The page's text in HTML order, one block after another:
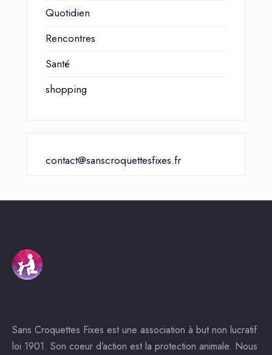
Quotidien
Rencontres
Santé
shopping
contact@sanscroquettesfixes.fr
Sans Croquettes Fixes est une association à but non lucratif
loi 1901. Son coeur d’action est la protection animale. Nous